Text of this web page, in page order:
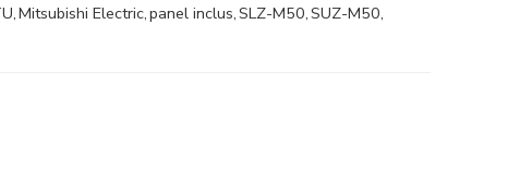
,Mitsubishi Electric,panel inclus,SLZ-M50,SUZ-M50,